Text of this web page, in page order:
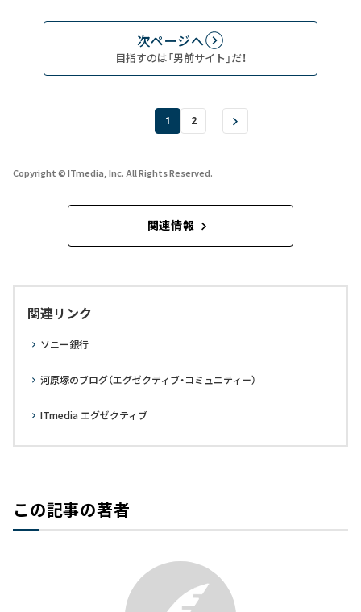
次ページへ
目指すのは「男前サイト」だ！
1 2
Copyright © ITmedia, Inc. All Rights Reserved.
関連情報
関連リンク
ソニー銀行
河原塚のブログ（エグゼクティブ・コミュニティー）
ITmedia エグゼクティブ
この記事の著者